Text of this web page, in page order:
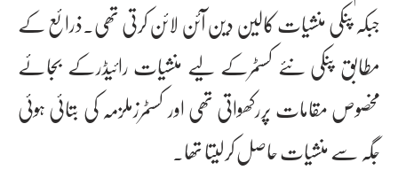
جبکہ پنکی منشیات کالین دین آئن لائن کرتی تھی۔ذرائع کے
مطابق پنکی نئے کسٹمرکے لیے منشیات رائیڈرکے بجائے
مخصوص مقامات پررکھواتی تھی اور کسٹمرزملزمہ کی بتائی ہوئی
جگہ سے منشیات حاصل کرلیتا تھا۔